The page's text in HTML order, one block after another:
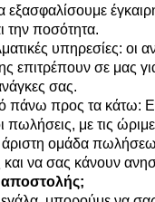
εξασφαλίσουμε
την ποσότητα.
υπηρεσίες: οι
επιτρέπουν σε μας
σας.
προς τα κάτω:
με τις
άριστη ομάδα
να σας κάνουν